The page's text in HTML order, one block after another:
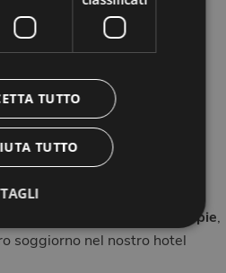
migliori
ESCLUSIVI PER UN
RILASSANTE O
e i pacchetti dedicati alle coppie
soggiorno nel nostro hotel
TUTTO
TUTTO